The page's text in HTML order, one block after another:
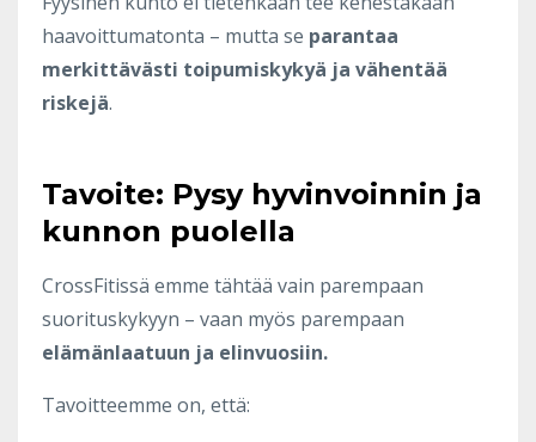
haavoittumatonta – mutta se parantaa
merkittävästi toipumiskykyä ja vähentää
riskejä.
Tavoite: Pysy hyvinvoinnin ja
kunnon puolella
CrossFitissä emme tähtää vain parempaan
suorituskykyyn – vaan myös parempaan
elämänlaatuun ja elinvuosiin.
Tavoitteemme on, että: